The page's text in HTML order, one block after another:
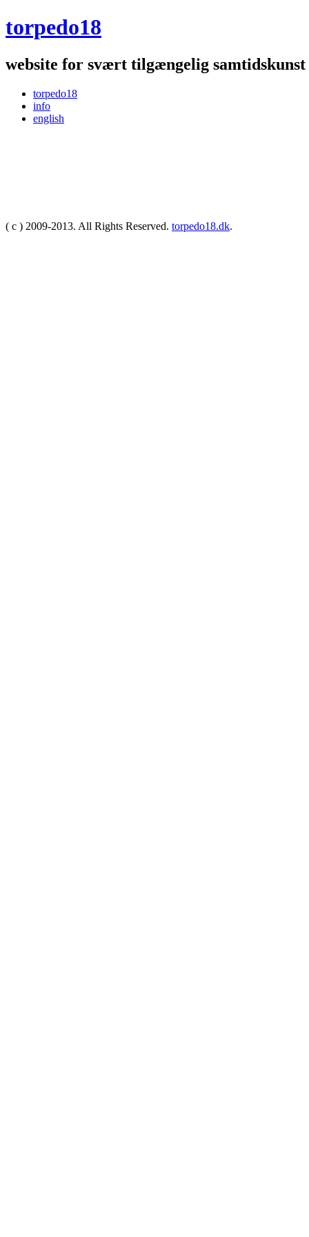
torpedo18
website for svært tilgængelig samtidskunst
torpedo18
info
english
( c ) 2009-2013. All Rights Reserved. torpedo18.dk.